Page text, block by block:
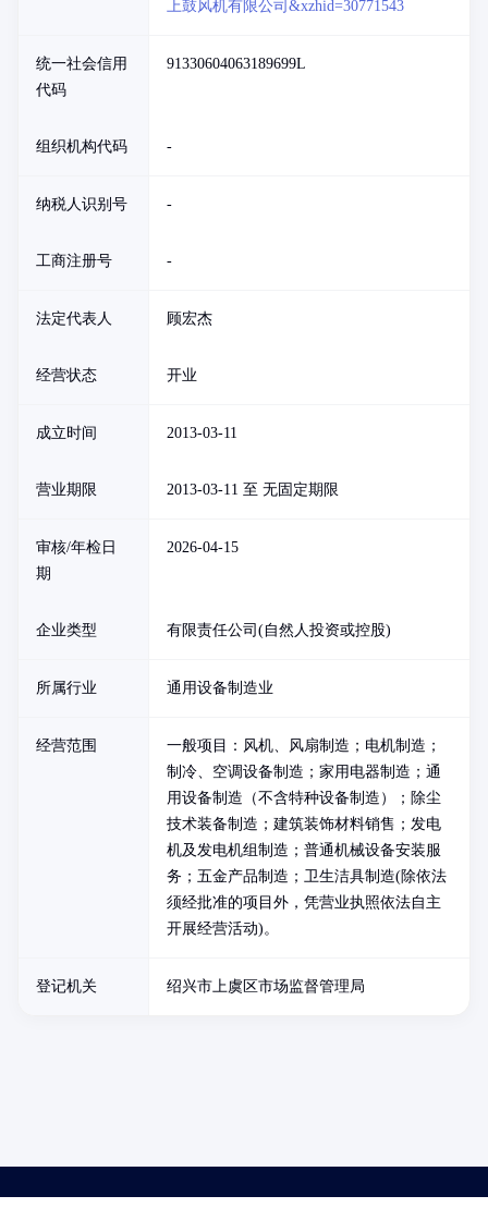
上鼓风机有限公司&xzhid=30771543
统一社会信用
代码
91330604063189699L
组织机构代码 -
纳税人识别号 -
工商注册号 -
法定代表人 顾宏杰
经营状态 开业
成立时间 2013-03-11
营业期限 2013-03-11 至 无固定期限
审核/年检日
期
2026-04-15
企业类型 有限责任公司(自然人投资或控股)
所属行业 通用设备制造业
经营范围
一般项目：风机、风扇制造；电机制造；
制冷、空调设备制造；家用电器制造；通
用设备制造（不含特种设备制造）；除尘
技术装备制造；建筑装饰材料销售；发电
机及发电机组制造；普通机械设备安装服
务；五金产品制造；卫生洁具制造(除依法
须经批准的项目外，凭营业执照依法自主
开展经营活动)。
登记机关 绍兴市上虞区市场监督管理局